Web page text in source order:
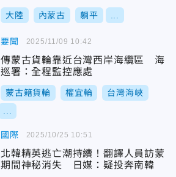
大陸 內蒙古 躺平
要聞
傳蒙古貨輪靠近台灣西岸海纜區 海
巡署：全程監控應處
蒙古籍貨輪 權宜輪 台灣海峽
2025/11/09 10:42
國際
北韓精英逃亡潮持續！翻譯人員訪蒙
期間神秘消失 日媒：疑投奔南韓
2025/10/25 10:51